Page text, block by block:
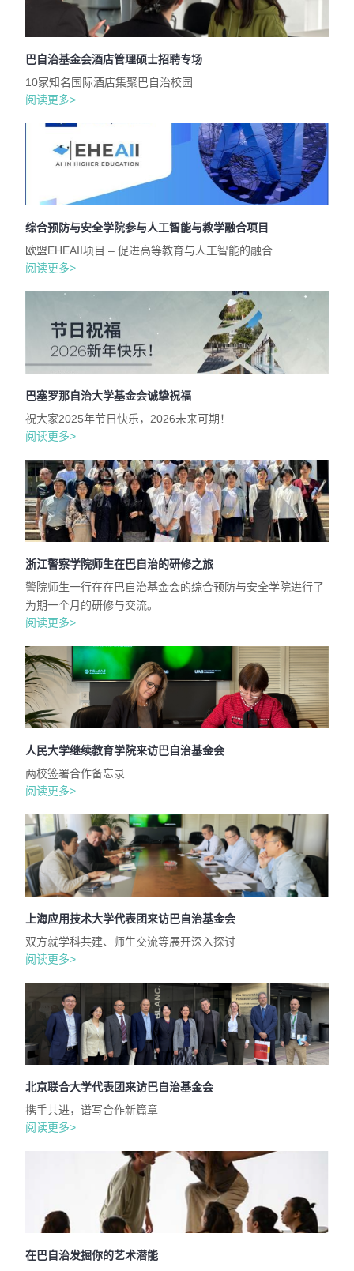
巴自治基金会酒店管理硕士招聘专场
10家知名国际酒店集聚巴自治校园
阅读更多>
综合预防与安全学院参与人工智能与教学融合项目
欧盟EHEAII项目 – 促进高等教育与人工智能的融合
阅读更多>
巴塞罗那自治大学基金会诚挚祝福
祝大家2025年节日快乐，2026未来可期！
阅读更多>
浙江警察学院师生在巴自治的研修之旅
警院师生一行在在巴自治基金会的综合预防与安全学院进行了
为期一个月的研修与交流。
阅读更多>
人民大学继续教育学院来访巴自治基金会
两校签署合作备忘录
阅读更多>
上海应用技术大学代表团来访巴自治基金会
双方就学科共建、师生交流等展开深入探讨
阅读更多>
北京联合大学代表团来访巴自治基金会
携手共进，谱写合作新篇章
阅读更多>
在巴自治发掘你的艺术潜能